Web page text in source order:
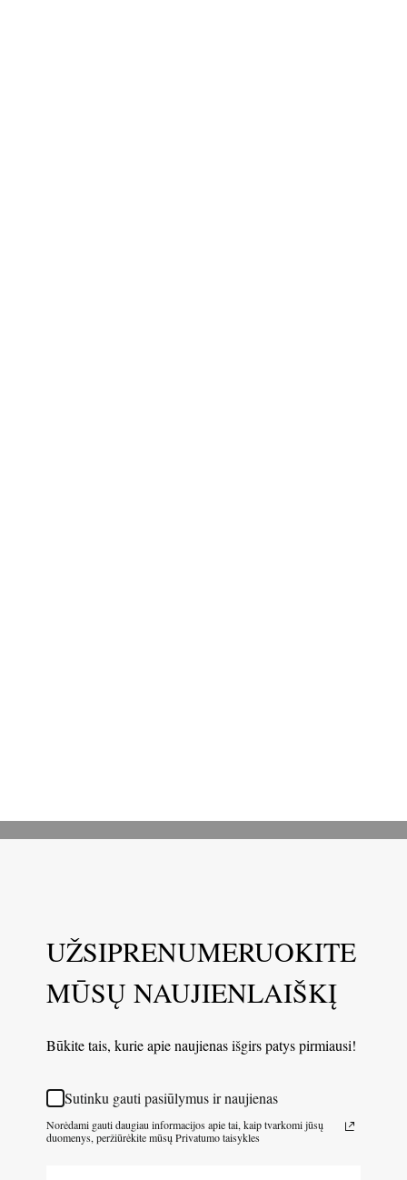
UŽSIPRENUMERUOKITE
MŪSŲ NAUJIENLAIŠKĮ
Būkite tais, kurie apie naujienas išgirs patys pirmiausi!
Sutinku gauti pasiūlymus ir naujienas
Norėdami gauti daugiau informacijos apie tai, kaip tvarkomi jūsų
duomenys, peržiūrėkite mūsų Privatumo taisykles